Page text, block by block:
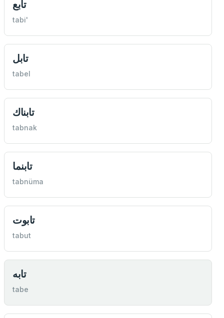
تابع
tabi'
تابل
tabel
تابناك
tabnak
تابنما
tabnüma
تابوت
tabut
تابه
tabe